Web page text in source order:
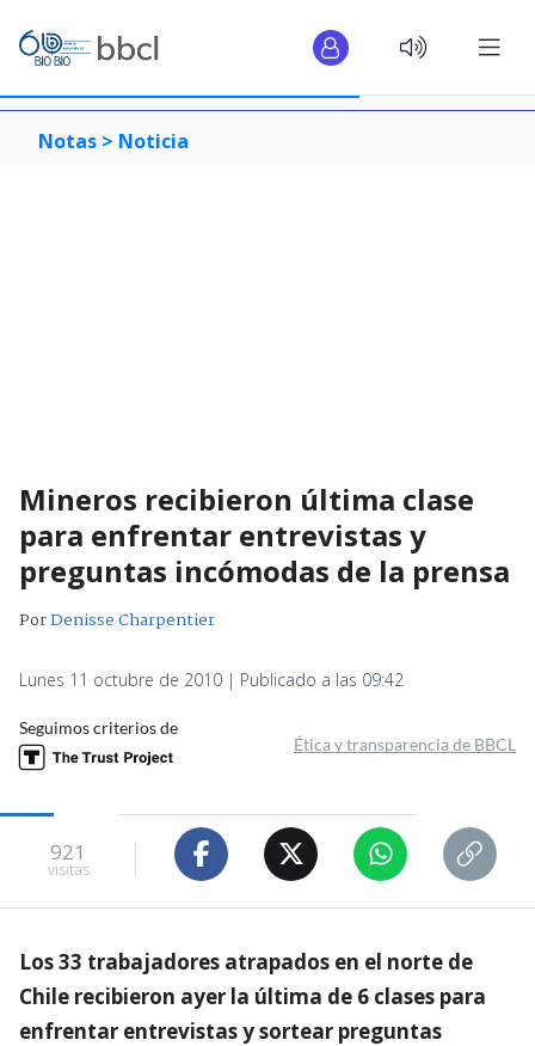
Notas > Noticia
Mineros recibieron última clase
para enfrentar entrevistas y
preguntas incómodas de la prensa
PorDenisse Charpentier
Lunes 11 octubre de 2010 | Publicado a las 09:42
Seguimos criterios de
Ética y transparencia de BBCL
921
visitas
Los 33 trabajadores atrapados en el norte de
Chile recibieron ayer la última de 6 clases para
enfrentar entrevistas y sortear preguntas